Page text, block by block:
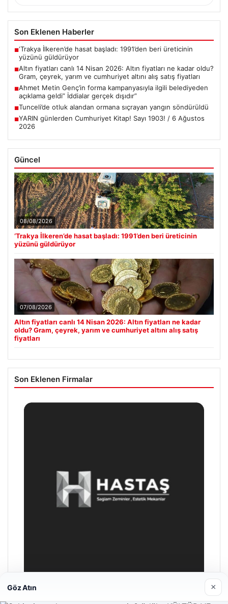
Son Eklenen Haberler
■‘Trakya İlkeren’de hasat başladı: 1991’den beri üreticinin
yüzünü güldürüyor
■Altın fiyatları canlı 14 Nisan 2026: Altın fiyatları ne kadar oldu?
Gram, çeyrek, yarım ve cumhuriyet altını alış satış fiyatları
■Ahmet Metin Genç’in forma kampanyasıyla ilgili belediyeden
açıklama geldi” İddialar gerçek dışıdır”
■Tunceli’de otluk alandan ormana sıçrayan yangın söndürüldü
■YARIN günlerden Cumhuriyet Kitap! Sayı 1903! / 6 Ağustos
2026
Güncel
08/08/2026
‘Trakya İlkeren’de hasat başladı: 1991’den beri üreticinin
yüzünü güldürüyor
07/08/2026
Altın fiyatları canlı 14 Nisan 2026: Altın fiyatları ne kadar
oldu? Gram, çeyrek, yarım ve cumhuriyet altını alış satış
fiyatları
Son Eklenen Firmalar
Göz Atın ×